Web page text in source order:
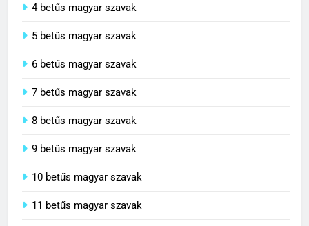
4 betűs magyar szavak
5 betűs magyar szavak
6 betűs magyar szavak
7 betűs magyar szavak
8 betűs magyar szavak
9 betűs magyar szavak
10 betűs magyar szavak
11 betűs magyar szavak